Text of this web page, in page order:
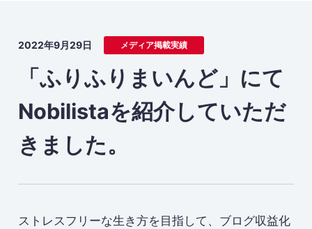
2022年9月29日 メディア掲載実績
「ふりふりまいんど」にて
Nobilistaを紹介していただ
きました。
ストレスフリーな生き方を目指して、ブログ収益化